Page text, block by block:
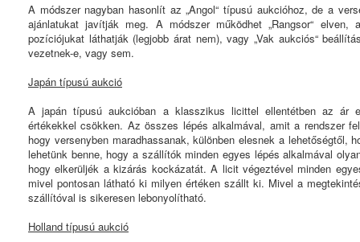
A módszer nagyban hasonlít az „Angol“ típusú aukcióhoz, de a
ajánlatukat javítják meg. A módszer működhet „Rangsor“
pozíciójukat láthatják (legjobb árat nem), vagy „Vak aukciós“
vezetnek-e, vagy sem.
Japán típusú aukció
A japán típusú aukcióban a klasszikus licittel ellentétben az ár
értékekkel csökken. Az összes lépés alkalmával, amit a rendszer
hogy versenyben maradhassanak, különben elesnek a lehetőségtől,
lehetünk benne, hogy a szállítók minden egyes lépés alkalmával
hogy elkerüljék a kizárás kockázatát. A licit végeztével minden
mivel pontosan látható ki milyen értéken szállt ki. Mivel a
szállítóval is sikeresen lebonyolítható.
Holland típusú aukció